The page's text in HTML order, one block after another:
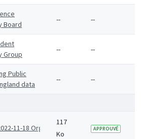
Board
-- --
Group
-- --
Public
data
-- --
11-18 Organogram (Senior)
117
Ko
APPROUVÉ